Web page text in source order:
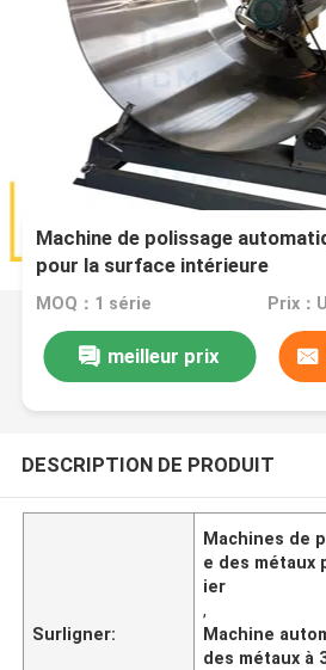
Machine de polissage
pour la surface intérieure
MOQ：1 série
meilleur prix
DESCRIPTION DE PRODUIT
Surligner:
Machines de
e des métaux
ier
,
Machine
des métaux à